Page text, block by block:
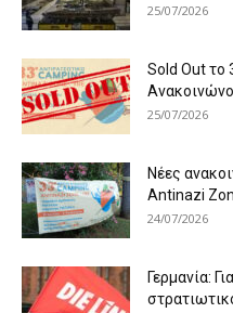
25/07/2026
Sold Out το
25/07/2026
Νέες
Antinazi
24/07/2026
Γερμανία: